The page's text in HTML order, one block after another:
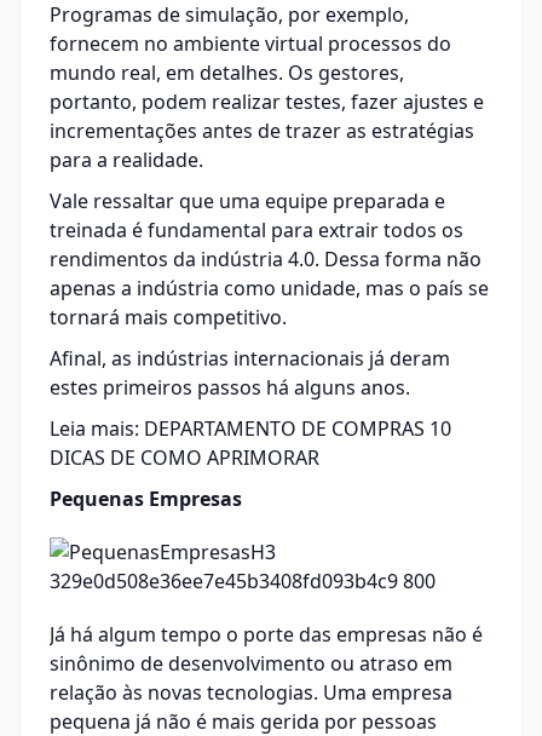
Programas de simulação, por exemplo,
fornecem no ambiente virtual processos do
mundo real, em detalhes. Os gestores,
portanto, podem realizar testes, fazer ajustes e
incrementações antes de trazer as estratégias
para a realidade.
Vale ressaltar que uma equipe preparada e
treinada é fundamental para extrair todos os
rendimentos da indústria 4.0. Dessa forma não
apenas a indústria como unidade, mas o país se
tornará mais competitivo.
Afinal, as indústrias internacionais já deram
estes primeiros passos há alguns anos.
Leia mais: DEPARTAMENTO DE COMPRAS 10
DICAS DE COMO APRIMORAR
Pequenas Empresas
Já há algum tempo o porte das empresas não é
sinônimo de desenvolvimento ou atraso em
relação às novas tecnologias. Uma empresa
pequena já não é mais gerida por pessoas